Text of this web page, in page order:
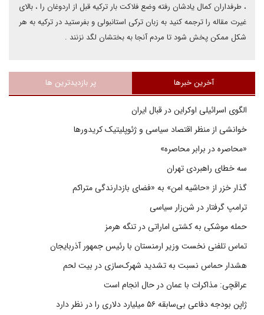
، طرفداران کمال یادشان رفته وضع فلاکت بار ترکیه قبل از اردوغان را ، بالای
غیرت مقاله را ترجمه کنید به زبان ترکی استانبولی و بفرستید در ترکیه به هر
شکل ممکن پخش شود تا مردم آنجا به بختشان لگد نزنند .
آخرین خبرها پر بازدیدترین ها
الگوی اسرائیلی اوکراین در قبال ایران
خوانشی از منظر اقتصاد سیاسی و ژئوپلیتیک کریدورها
«محاصره در برابر محاصره»
سه خطای راهبردی تهران
گذار خزر از «حاشیه امن» به «فضای بازدارندگی متراکم
ترامپ گرفتار در شن‌زار سیاسی
حمله موشکی به کشتی اماراتی در تنگه هرمز
تماس تلفنی نخست وزیر ارمنستان با رئیس جمهور آذربایجان
هشدار حماس نسبت به تشدید شهرک‌سازی در بیت‌ لحم
عراقچی: مذاکرات با عمان در حال انجام است
ژاپن بودجه دفاعی بی‌سابقه ۵۶ میلیارد دلاری را در نظر دارد